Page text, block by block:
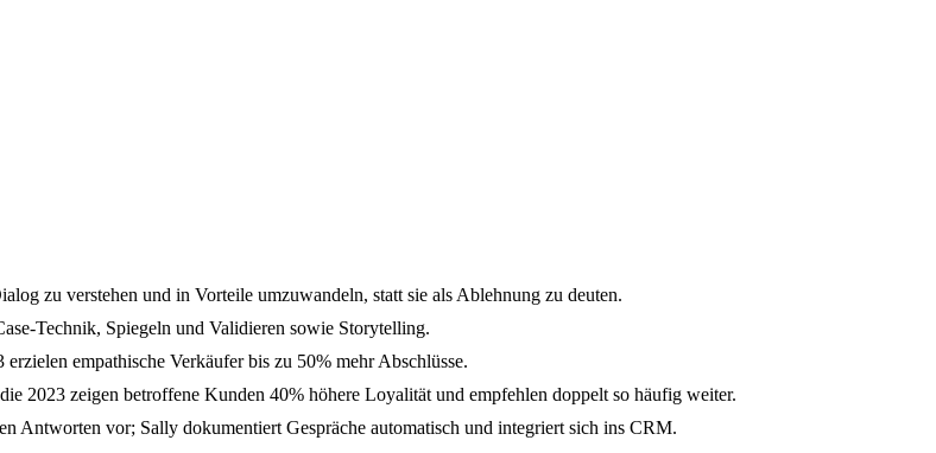
zu verstehen und in Vorteile umzuwandeln, statt sie als Ablehnung zu deuten.
Technik, Spiegeln und Validieren sowie Storytelling.
empathische Verkäufer bis zu 50% mehr Abschlüsse.
2023 zeigen betroffene Kunden 40% höhere Loyalität und empfehlen doppelt so häufig weiter.
Antworten vor; Sally dokumentiert Gespräche automatisch und integriert sich ins CRM.